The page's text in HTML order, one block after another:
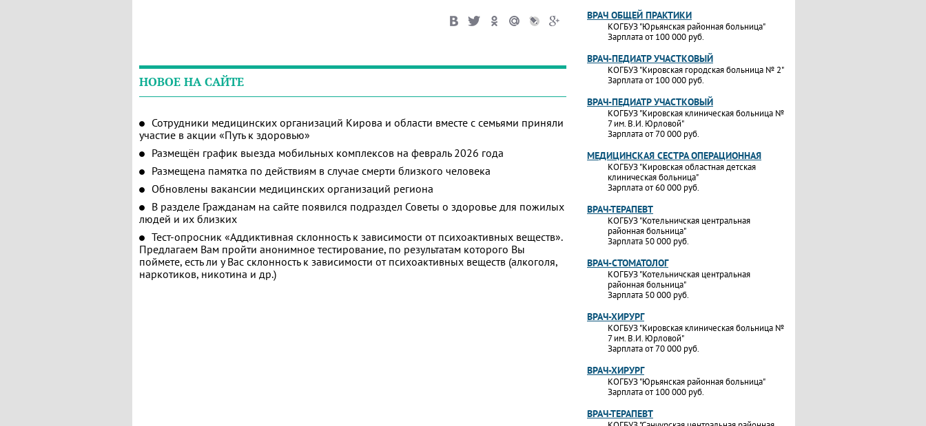
НОВОЕ НА САЙТЕ
Сотрудники медицинских организаций Кирова и области вместе с семьями приняли
участие в акции «Путь к здоровью»
Размещён график выезда мобильных комплексов на февраль 2026 года
Размещена памятка по действиям в случае смерти близкого человека
Обновлены вакансии медицинских организаций региона
В разделе Гражданам на сайте появился подраздел Советы о здоровье для пожилых
людей и их близких
Тест-опросник «Аддиктивная склонность к зависимости от психоактивных веществ».
Предлагаем Вам пройти анонимное тестирование, по результатам которого Вы
поймете, есть ли у Вас склонность к зависимости от психоактивных веществ (алкоголя,
наркотиков, никотина и др.)
ВРАЧ ОБЩЕЙ ПРАКТИКИ
КОГБУЗ "Юрьянская районная больница"
Зарплата от 100 000 руб.
ВРАЧ-ПЕДИАТР УЧАСТКОВЫЙ
КОГБУЗ "Кировская городская больница № 2"
Зарплата от 100 000 руб.
ВРАЧ-ПЕДИАТР УЧАСТКОВЫЙ
КОГБУЗ "Кировская клиническая больница №
7 им. В.И. Юрловой"
Зарплата от 70 000 руб.
МЕДИЦИНСКАЯ СЕСТРА ОПЕРАЦИОННАЯ
КОГБУЗ "Кировская областная детская
клиническая больница"
Зарплата от 60 000 руб.
ВРАЧ-ТЕРАПЕВТ
КОГБУЗ "Котельничская центральная
районная больница"
Зарплата 50 000 руб.
ВРАЧ-СТОМАТОЛОГ
КОГБУЗ "Котельничская центральная
районная больница"
Зарплата 50 000 руб.
ВРАЧ-ХИРУРГ
КОГБУЗ "Кировская клиническая больница №
7 им. В.И. Юрловой"
Зарплата от 70 000 руб.
ВРАЧ-ХИРУРГ
КОГБУЗ "Юрьянская районная больница"
Зарплата от 100 000 руб.
ВРАЧ-ТЕРАПЕВТ